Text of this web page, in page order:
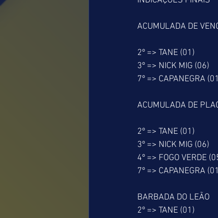
ACUMULADA DE
2º => TANE (01)
3º => NICK MIG (06)
7º => CAPANEGRA
ACUMULADA DE
2º => TANE (01)
3º => NICK MIG (06)
4º => FOGO VERDE
7º => CAPANEGRA
BARBADA DO LEÃO
2º => TANE (01)